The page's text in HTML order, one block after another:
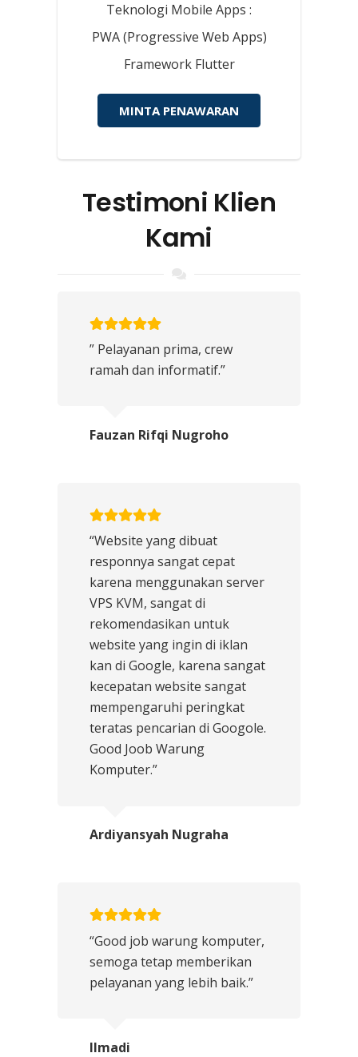
Teknologi Mobile Apps :
PWA (Progressive Web Apps)
Framework Flutter
MINTA PENAWARAN
Testimoni Klien
Kami
” Pelayanan prima, crew
ramah dan informatif.”
Fauzan Rifqi Nugroho
“Website yang dibuat
responnya sangat cepat
karena menggunakan server
VPS KVM, sangat di
rekomendasikan untuk
website yang ingin di iklan
kan di Google, karena sangat
kecepatan website sangat
mempengaruhi peringkat
teratas pencarian di Googole.
Good Joob Warung
Komputer.”
Ardiyansyah Nugraha
“Good job warung komputer,
semoga tetap memberikan
pelayanan yang lebih baik.”
Ilmadi